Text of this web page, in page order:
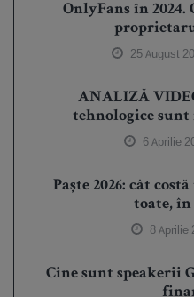
OnlyFans în 2024.
25 August
ANALIZĂ
tehnologice sunt
6 Aprilie
Paște 2026: cât
toate,
8 Aprilie
Cine sunt speakerii